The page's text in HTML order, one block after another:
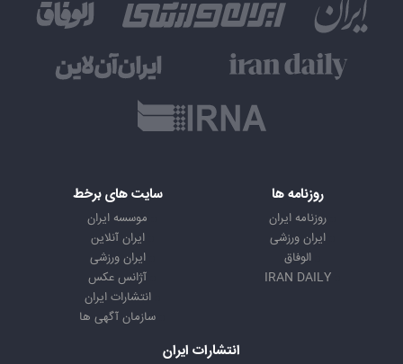
روزنامه ها
روزنامه ایران
ایران ورزشی
الوفاق
IRAN DAILY
سایت های برخط
موسسه ایران
ایران آنلاین
ایران ورزشی
آژانس عکس
انتشارات ایران
سازمان آگهی ها
انتشارات ایران